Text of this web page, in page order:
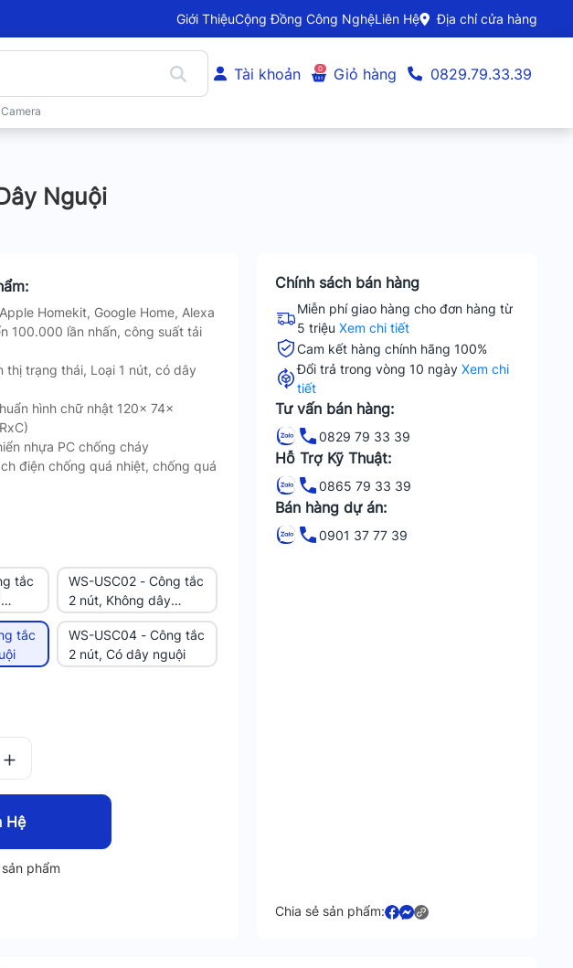
Giới ThiệuCộng Đồng Công NghệLiên Hệ Địa chỉ cửa hàng
Camera
Tài khoản 0 Giỏ hàng 0829.79.33.39
Nguội
Homekit, Google Home, Alexa
100.000 lần nhấn, công suất tải
thị trạng thái, Loại 1 nút, có dây
hình chữ nhật 120x 74x
nhựa PC chống cháy
điện chống quá nhiệt, chống quá
tắc
WS-USC02 - Công tắc
2 nút, Không dây
nguội
tắc
WS-USC04 - Công tắc
2 nút, Có dây nguội
Hệ
phẩm
Chính sách bán hàng
Miễn phí giao hàng cho đơn hàng từ
5 triệuXem chi tiết
Cam kết hàng chính hãng 100%
Đổi trả trong vòng 10 ngàyXem chi
tiết
Tư vấn bán hàng:
0829 79 33 39
Hỗ Trợ Kỹ Thuật:
0865 79 33 39
Bán hàng dự án:
0901 37 77 39
Chia sẻ sản phẩm: